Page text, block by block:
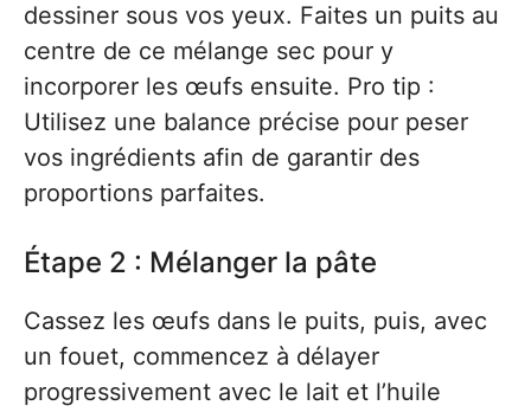
dessiner sous vos yeux. Faites un puits au
centre de ce mélange sec pour y
incorporer les œufs ensuite. Pro tip :
Utilisez une balance précise pour peser
vos ingrédients afin de garantir des
proportions parfaites.
Étape 2 : Mélanger la pâte
Cassez les œufs dans le puits, puis, avec
un fouet, commencez à délayer
progressivement avec le lait et l’huile